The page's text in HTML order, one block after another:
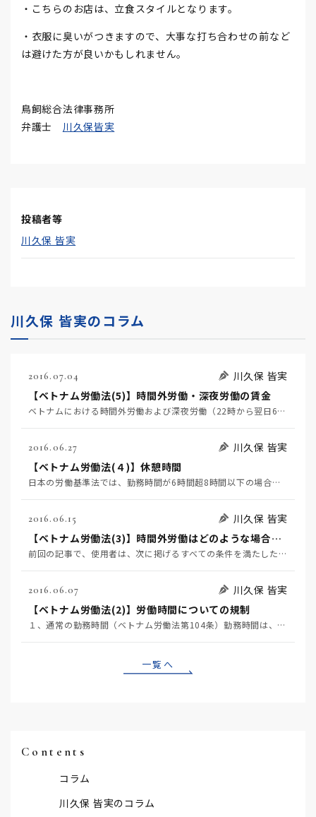
・こちらのお店は、立食スタイルとなります。
・衣服に臭いがつきますので、大事な打ち合わせの前など
は避けた方が良いかもしれません。
鳥飼総合法律事務所
弁護士 川久保皆実
投稿者等
川久保 皆実
川久保 皆実のコラム
2016.07.04
川久保 皆実
【ベトナム労働法(5)】時間外労働・深夜労働の賃金
ベトナムにおける時間外労働および深夜労働（22時から翌日6時まで）の賃金については、以下のとおり割増…
2016.06.27
川久保 皆実
【ベトナム労働法(４)】休憩時間
日本の労働基準法では、勤務時間が6時間超8時間以下の場合には少なくとも45分間の休憩を、勤務時間が8…
2016.06.15
川久保 皆実
【ベトナム労働法(3)】時間外労働はどのような場合に認められるか
前回の記事で、使用者は、次に掲げるすべての条件を満たした場合に、労働者に時間外労働させることができる…
2016.06.07
川久保 皆実
【ベトナム労働法(2)】労働時間についての規制
１、通常の勤務時間（ベトナム労働法第104条）勤務時間は、原則として1日8時間（週給制の場合には1日…
一覧へ
Contents
コラム
川久保 皆実のコラム